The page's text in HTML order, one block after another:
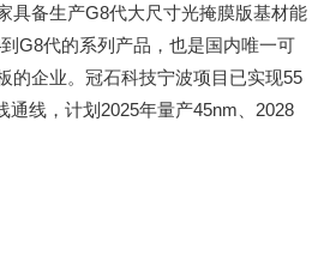
具备生产G8代大尺寸光掩膜版基材能
G8代的系列产品，也是国内唯一可
的企业。冠石科技宁波项目已实现55
通线，计划2025年量产45nm、2028